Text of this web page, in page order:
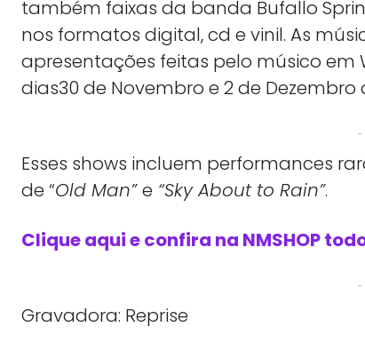
também faixas da banda Bufallo
nos formatos digital, cd e vinil. As
apresentações feitas pelo músico em
dias30 de Novembro e 2 de Dezembro
-
Esses shows incluem performances
de “Old Man”e “Sky About to Rain”.
Clique aqui e confira na NMSHOP
-
Gravadora: Reprise